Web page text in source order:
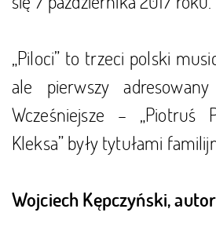
„Piloci” to trzeci polski
ale pierwszy
Wcześniejsze – „Piotruś
Kleksa” były tytułami
Wojciech Kępczyński,